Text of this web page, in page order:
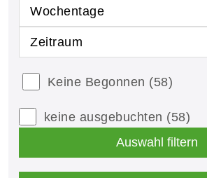
Wochentage
Zeitraum
Keine Begonnen (58)
keine ausgebuchten (58)
Auswahl filtern